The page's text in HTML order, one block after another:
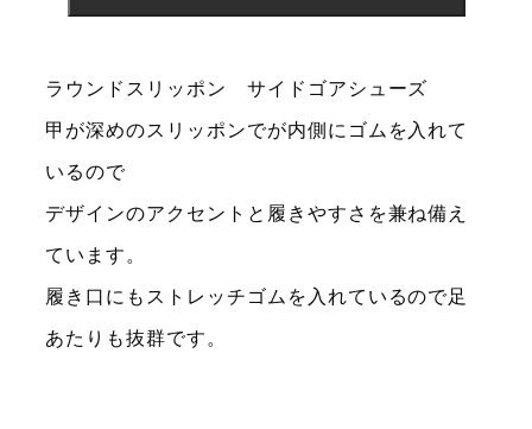
た。
す。
ラウンドスリッポン サイドゴアシューズ
甲が深めのスリッポンでが内側にゴムを入れて
いるので
デザインのアクセントと履きやすさを兼ね備え
ています。
履き口にもストレッチゴムを入れているので足
あたりも抜群です。